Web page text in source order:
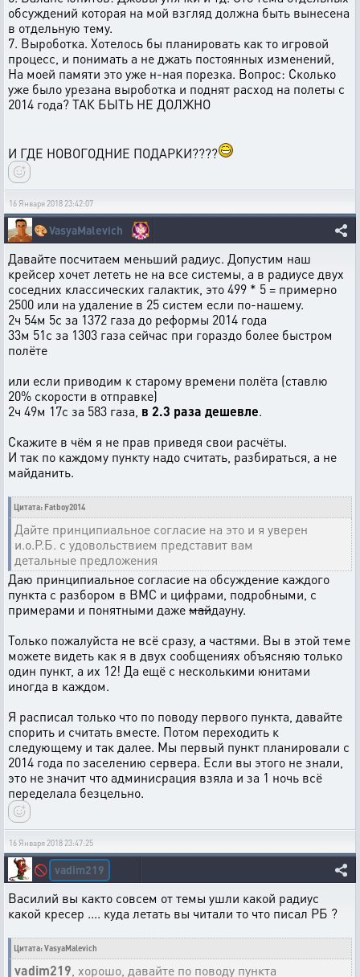
обсуждений которая на мой взгляд должна быть вынесена
в отдельную тему.
7. Выроботка. Хотелось бы планировать как то игровой
процесс, и понимать а не джать постоянных изменений,
На моей памяти это уже н-ная порезка. Вопрос: Сколько
уже было урезана выроботка и поднят расход на полеты с
2014 года? ТАК БЫТЬ НЕ ДОЛЖНО
И ГДЕ НОВОГОДНИЕ ПОДАРКИ????
16 Января 2018 23:42:07
🎨VasyaMalevich
Давайте посчитаем меньший радиус. Допустим наш
крейсер хочет лететь не на все системы, а в радиусе двух
соседних классических галактик, это 499 * 5 = примерно
2500 или на удаление в 25 систем если по-нашему.
2ч 54м 5с за 1372 газа до реформы 2014 года
33м 51с за 1303 газа сейчас при гораздо более быстром
полёте
или если приводим к старому времени полёта (ставлю
20% скорости в отправке)
2ч 49м 17с за 583 газа, в 2.3 раза дешевле.
Скажите в чём я не прав приведя свои расчёты.
И так по каждому пункту надо считать, разбираться, а не
майданить.
Цитата: Fatboy2014
Дайте принципиальное согласие на это и я уверен
и.о.Р.Б. с удовольствием представит вам
детальные предложения
Даю принципиальное согласие на обсуждение каждого
пункта с разбором в ВМС и цифрами, подробными, с
примерами и понятными дажемайдауну.
Только пожалуйста не всё сразу, а частями. Вы в этой теме
можете видеть как я в двух сообщениях объясняю только
один пункт, а их 12! Да ещё с несколькими юнитами
иногда в каждом.
Я расписал только что по поводу первого пункта, давайте
спорить и считать вместе. Потом переходить к
следующему и так далее. Мы первый пункт планировали с
2014 года по заселению сервера. Если вы этого не знали,
это не значит что админисрация взяла и за 1 ночь всё
переделала безцельно.
16 Января 2018 23:47:25
🚫 vadim219
Василий вы както совсем от темы ушли какой радиус
какой кресер .... куда летать вы читали то что писал РБ ?
Цитата: VasyaMalevich
vadim219 , хорошо, давайте по поводу пункта